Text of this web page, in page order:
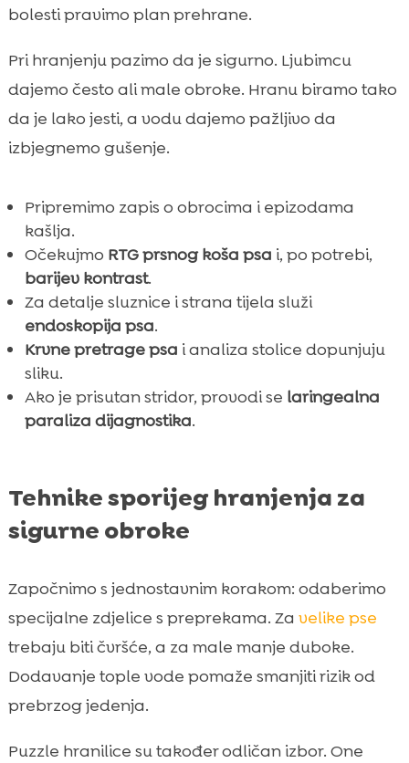
bolesti pravimo plan prehrane.
Pri hranjenju pazimo da je sigurno. Ljubimcu
dajemo često ali male obroke. Hranu biramo tako
da je lako jesti, a vodu dajemo pažljivo da
izbjegnemo gušenje.
Pripremimo zapis o obrocima i epizodama
kašlja.
Očekujmo RTG prsnog koša psa i, po potrebi,
barijev kontrast.
Za detalje sluznice i strana tijela služi
endoskopija psa.
Krvne pretrage psa i analiza stolice dopunjuju
sliku.
Ako je prisutan stridor, provodi se laringealna
paraliza dijagnostika.
Tehnike sporijeg hranjenja za
sigurne obroke
Započnimo s jednostavnim korakom: odaberimo
specijalne zdjelice s preprekama. Za velike pse
trebaju biti čvršće, a za male manje duboke.
Dodavanje tople vode pomaže smanjiti rizik od
prebrzog jedenja.
Puzzle hranilice su također odličan izbor. One